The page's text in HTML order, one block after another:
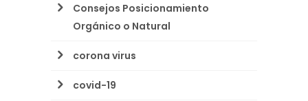
Consejos Posicionamiento
Orgánico o Natural
corona virus
covid-19